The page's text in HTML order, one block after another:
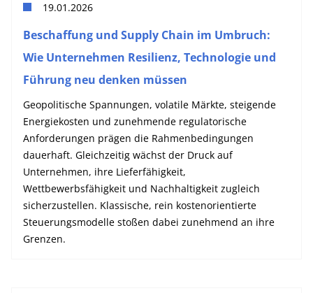
19.01.2026
Beschaffung und Supply Chain im Umbruch:
Wie Unternehmen Resilienz, Technologie und
Führung neu denken müssen
Geopolitische Spannungen, volatile Märkte, steigende
Energiekosten und zunehmende regulatorische
Anforderungen prägen die Rahmenbedingungen
dauerhaft. Gleichzeitig wächst der Druck auf
Unternehmen, ihre Lieferfähigkeit,
Wettbewerbsfähigkeit und Nachhaltigkeit zugleich
sicherzustellen. Klassische, rein kostenorientierte
Steuerungsmodelle stoßen dabei zunehmend an ihre
Grenzen.